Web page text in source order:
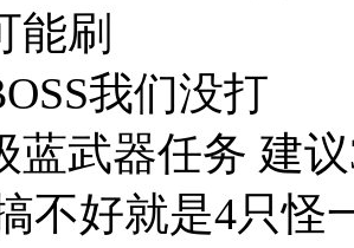
能刷
我们没打
蓝武器任务 建
不好就是4只怪